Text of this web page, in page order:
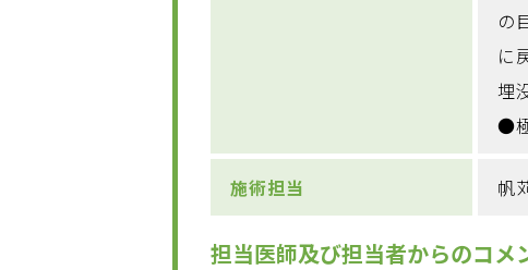
の
に
埋
●
施術担当 帆
担当医師及び担当者からのコメ